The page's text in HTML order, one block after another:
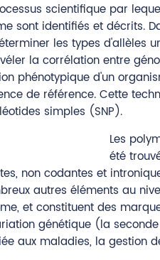
scientifique par
sont identifiés et décrits.
les types d'allèles
la corrélation entre
phénotypique d'un
de référence. Cette
simples (SNP).
Les
été
non codantes et
autres éléments au
et constituent des
génétique (la
aux maladies, la gestion